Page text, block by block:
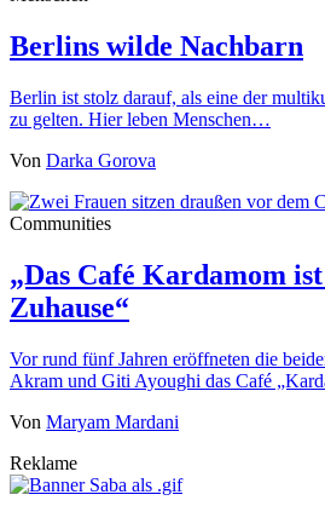
Berlins wilde Nachbarn
Berlin ist stolz darauf, als eine der
zu gelten. Hier leben Menschen…
Von Darka Gorova
Communities
„Das Café Kardamom
Zuhause“
Vor rund fünf Jahren eröffneten die
Akram und Giti Ayoughi das Café
Von Maryam Mardani
Reklame